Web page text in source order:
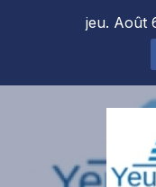
jeu. Août